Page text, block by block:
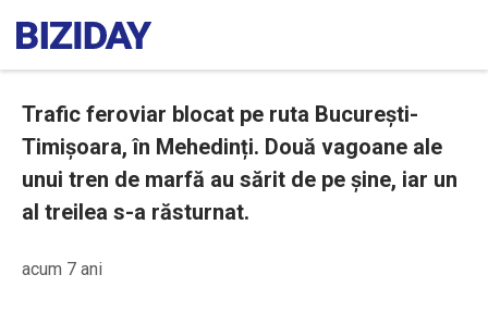
Trafic feroviar blocat pe ruta București-
Timișoara, în Mehedinți. Două vagoane ale
unui tren de marfă au sărit de pe șine, iar un
al treilea s-a răsturnat.
acum 7 ani